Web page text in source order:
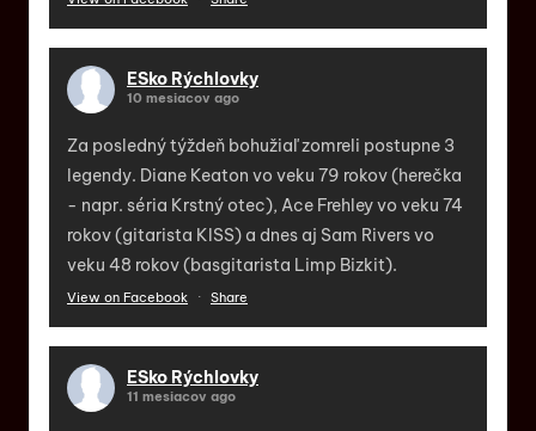
ESko Rýchlovky
10 mesiacov ago
Za posledný týždeň bohužiaľ zomreli postupne 3
legendy. Diane Keaton vo veku 79 rokov (herečka
- napr. séria Krstný otec), Ace Frehley vo veku 74
rokov (gitarista KISS) a dnes aj Sam Rivers vo
veku 48 rokov (basgitarista Limp Bizkit).
View on Facebook · Share
ESko Rýchlovky
11 mesiacov ago